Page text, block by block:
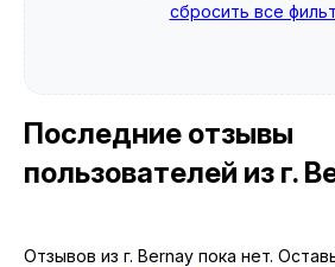
сбросить все
Последние отзывы
пользователей из г.
Отзывов из г. Bernay пока нет.